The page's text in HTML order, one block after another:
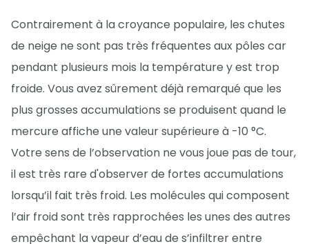
Contrairement à la croyance populaire, les chutes
de neige ne sont pas très fréquentes aux pôles car
pendant plusieurs mois la température y est trop
froide. Vous avez sûrement déjà remarqué que les
plus grosses accumulations se produisent quand le
mercure affiche une valeur supérieure à -10 °C.
Votre sens de l’observation ne vous joue pas de tour,
il est très rare d'observer de fortes accumulations
lorsqu’il fait très froid. Les molécules qui composent
l’air froid sont très rapprochées les unes des autres
empêchant la vapeur d’eau de s’infiltrer entre